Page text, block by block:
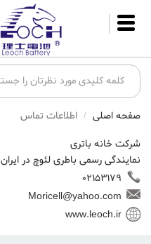
صفحه اصلی
اطلاعات تماس
شرکت خانه باتری
نمایندگی رسمی باطری لئوچ در ایران
02153179
Moricell@yahoo.com
www.leoch.ir